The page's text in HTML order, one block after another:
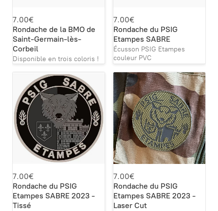
7.00€
Rondache de la BMO de
Saint-Germain-lès-
Corbeil
Disponible en trois coloris !
7.00€
Rondache du PSIG
Etampes SABRE
Écusson PSIG Etampes
couleur PVC
7.00€
Rondache du PSIG
Etampes SABRE 2023 -
Tissé
7.00€
Rondache du PSIG
Etampes SABRE 2023 -
Laser Cut